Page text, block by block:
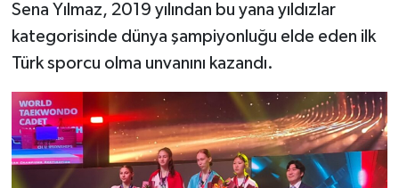
Sena Yılmaz, 2019 yılından bu yana yıldızlar
kategorisinde dünya şampiyonluğu elde eden ilk
Türk sporcu olma unvanını kazandı.